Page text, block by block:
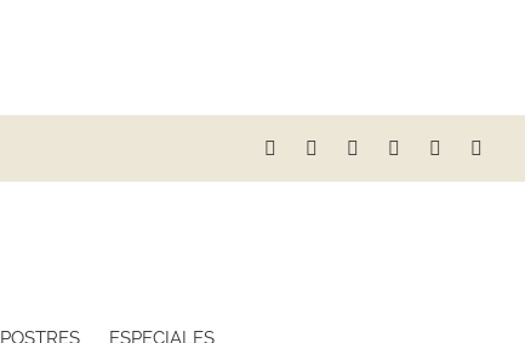
POSTRES ESPECIALES